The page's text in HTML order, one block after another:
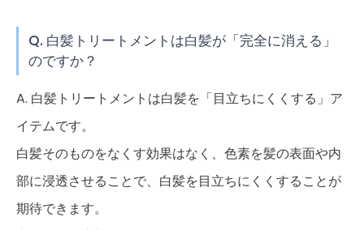
Q. 白髪トリートメントは白髪が「完全に消える」
のですか？
A. 白髪トリートメントは白髪を「目立ちにくくする」ア
イテムです。
白髪そのものをなくす効果はなく、色素を髪の表面や内
部に浸透させることで、白髪を目立ちにくくすることが
期待できます。